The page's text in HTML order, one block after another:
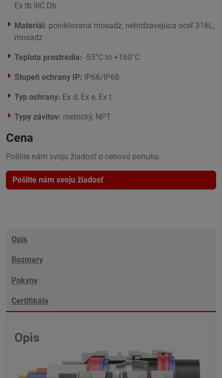
Ex tb IIIC Db
Materiál: poniklovaná mosadz, nehrdzavejúca oceľ 316L,
mosadz
Teplota prostredia: -55°C to +160°C
Stupeň ochrany IP: IP66/IP68
Typ ochrany: Ex d, Ex e, Ex t
Typy závitov: metrický, NPT
Cena
Pošlite nám svoju žiadosť o cenovú ponuku.
Pošlite nám svoju žiadosť
Opis
Rozmery
Pokyny
Certifikáty
Opis